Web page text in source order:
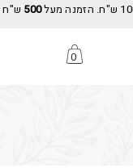
500 ש"ח
0